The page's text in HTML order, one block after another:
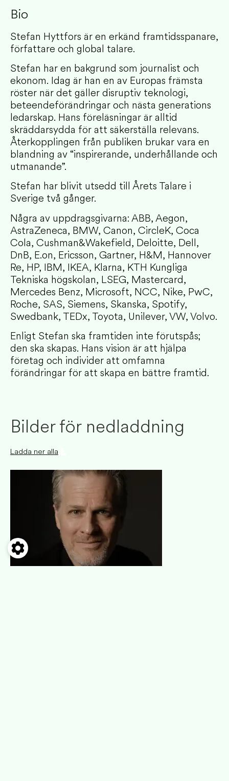
Bio
Stefan Hyttfors är en erkänd framtidsspanare,
författare och global talare.
Stefan har en bakgrund som journalist och
ekonom. Idag är han en av Europas främsta
röster när det gäller disruptiv teknologi,
beteendeförändringar och nästa generations
ledarskap. Hans föreläsningar är alltid
skräddarsydda för att säkerställa relevans.
Återkopplingen från publiken brukar vara en
blandning av “inspirerande, underhållande och
utmanande”.
Stefan har blivit utsedd till Årets Talare i
Sverige två gånger.
Några av uppdragsgivarna: ABB, Aegon,
AstraZeneca, BMW, Canon, CircleK, Coca
Cola, Cushman&Wakefield, Deloitte, Dell,
DnB, E.on, Ericsson, Gartner, H&M, Hannover
Re, HP, IBM, IKEA, Klarna, KTH Kungliga
Tekniska högskolan, LSEG, Mastercard,
Mercedes Benz, Microsoft, NCC, Nike, PwC,
Roche, SAS, Siemens, Skanska, Spotify,
Swedbank, TEDx, Toyota, Unilever, VW, Volvo.
Enligt Stefan ska framtiden inte förutspås;
den ska skapas. Hans vision är att hjälpa
företag och individer att omfamna
förändringar för att skapa en bättre framtid.
Bilder för nedladdning
Ladda ner alla